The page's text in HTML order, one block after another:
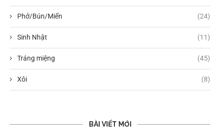
Phở/Bún/Miến (24)
Sinh Nhật (11)
Tráng miệng (45)
Xôi (8)
BÀI VIẾT MỚI